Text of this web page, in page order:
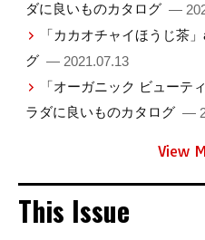
ダに良いものカタログ —
「カカオチャイほうじ茶
グ — 2021.07.13
「オーガニック ビューテ
ラダに良いものカタログ —
View
This Issue